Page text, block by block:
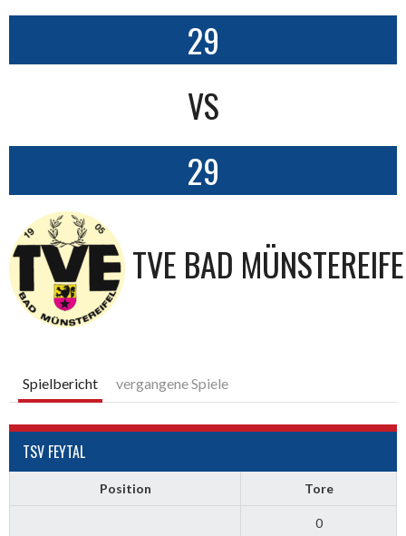
29
VS
29
TVE BAD
Spielbericht vergangene Spiele
TSV FEYTAL
Position Tore
0